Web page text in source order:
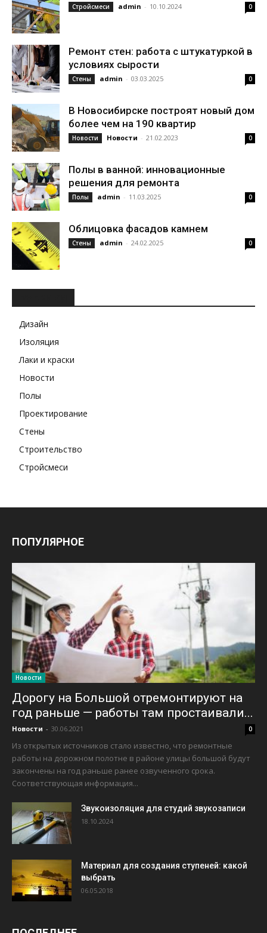
Стройсмеси admin - 10.10.2024 0
Ремонт стен: работа с штукатуркой в
условиях сырости
Стены admin - 03.03.2025 0
В Новосибирске построят новый дом
более чем на 190 квартир
Новости Новости - 21.02.2023 0
Полы в ванной: инновационные
решения для ремонта
Полы admin - 11.03.2025 0
Облицовка фасадов камнем
Стены admin - 24.02.2025 0
Дизайн
Изоляция
Лаки и краски
Новости
Полы
Проектирование
Стены
Строительство
Стройсмеси
ПОПУЛЯРНОЕ
Новости
Дорогу на Большой отремонтируют на
год раньше — работы там простаивали...
Новости - 30.06.2021 0
Из открытых источников стало известно, что ремонтные
работы на дорожном полотне в районе улицы большой будут
закончены на год раньше ранее озвученного срока.
Соответствующая информация...
Звукоизоляция для студий звукозаписи
18.10.2024
Материал для создания ступеней: какой
выбрать
06.05.2018